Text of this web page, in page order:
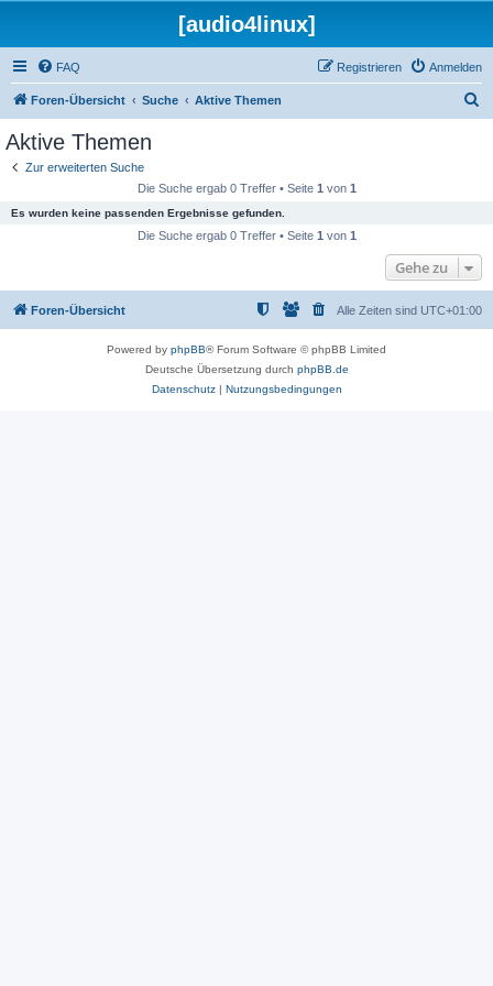
[audio4linux]
FAQ Anmelden
Registrieren
Foren-Übersicht Suche Aktive Themen
Aktive Themen
Zur erweiterten Suche
Die Suche ergab 0 Treffer • Seite 1 von 1
Es wurden keine passenden Ergebnisse gefunden.
Die Suche ergab 0 Treffer • Seite 1 von 1
Gehe zu
Foren-Übersicht Alle Zeiten sind UTC+01:00
Powered by phpBB® Forum Software © phpBB Limited
Deutsche Übersetzung durch phpBB.de
Datenschutz| Nutzungsbedingungen